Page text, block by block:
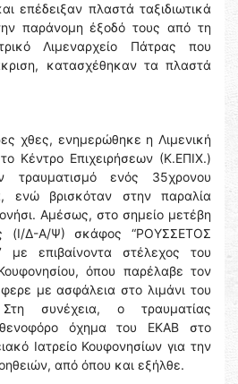
επέδειξαν πλαστά ταξιδιωτικά
παράνομη έξοδό τους από τη
Λιμεναρχείο Πάτρας που
κατασχέθηκαν τα πλαστά
χθες, ενημερώθηκε η Λιμενική
Κέντρο Επιχειρήσεων (Κ.ΕΠΙΧ.)
τραυματισμό ενός 35χρονου
ενώ βρισκόταν στην παραλία
Αμέσως, στο σημείο μετέβη
(Ι/Δ-Α/Ψ) σκάφος “ΡΟΥΣΣΕΤΟΣ
επιβαίνοντα στέλεχος του
όπου παρέλαβε τον
με ασφάλεια στο λιμάνι του
συνέχεια, ο τραυματίας
όχημα του ΕΚΑΒ στο
Ιατρείο Κουφονησίων για την
από όπου και εξήλθε.